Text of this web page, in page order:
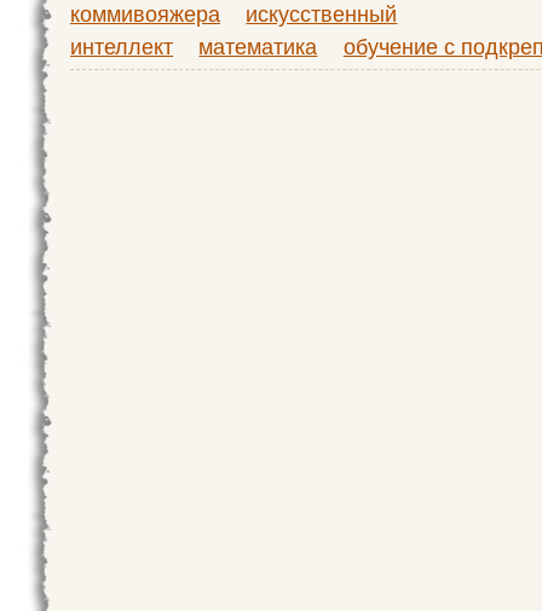
коммивояжера
искусственный
интеллект
математика обучение с